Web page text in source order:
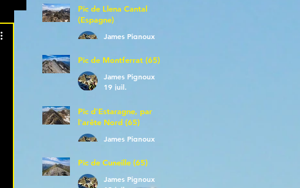
Pic de Llena Cantal
(Espagne)
James Pignoux
Pic de Montferrat (65)
James Pignoux
19 juil.
Pic d'Estaragne, par
l'arête Nord (65)
James Pignoux
Pic de Cuneille (65)
James Pignoux